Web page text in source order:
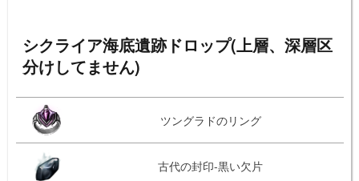
シクライア海底遺跡ドロップ(上層、深層区
分けしてません)
ツングラドのリング
古代の封印-黒い欠片